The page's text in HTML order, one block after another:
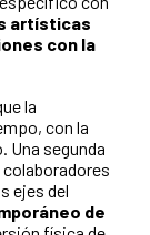
artísticas
con la
la
con la
Una segunda
ejes del
de